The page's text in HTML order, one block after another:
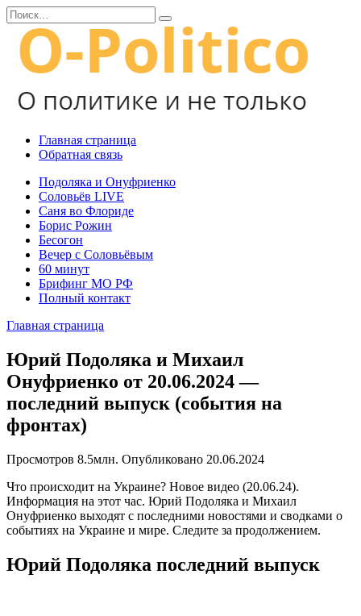
Перейти
к
содержанию
Search
for:
Главная страница
Обратная связь
Подоляка и Онуфриенко
Соловьёв LIVE
Саня во Флориде
Борис Рожин
Бесогон
Вечер с Соловьёвым
60 минут
Брифинг МО РФ
Полный контакт
Главная страница
Юрий Подоляка и Михаил
Онуфриенко от 20.06.2024 —
последний выпуск (события на
фронтах)
Просмотров 8.5млн. Опубликовано 20.06.2024
Что происходит на Украине? Новое видео (20.06.24).
Информация на этот час. Юрий Подоляка и Михаил
Онуфриенко выходят с последними новостями и сводками о
событиях на Украине и мире. Следите за продолжением.
Юрий Подоляка последний выпуск